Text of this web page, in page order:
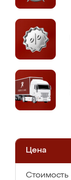
Цена
Стоимость